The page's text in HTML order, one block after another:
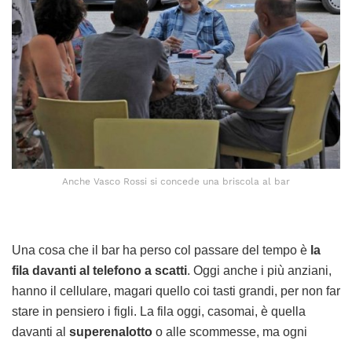
Anche Vasco Rossi si concede una briscola al bar
Una cosa che il bar ha perso col passare del tempo è la
fila davanti al telefono a scatti. Oggi anche i più anziani,
hanno il cellulare, magari quello coi tasti grandi, per non far
stare in pensiero i figli. La fila oggi, casomai, è quella
davanti al superenalotto o alle scommesse, ma ogni